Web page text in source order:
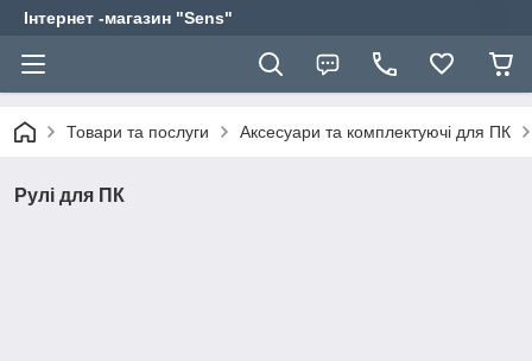
Інтернет -магазин "Sens"
Товари та послуги Аксесуари та комплектуючі для ПК
Рулі для ПК